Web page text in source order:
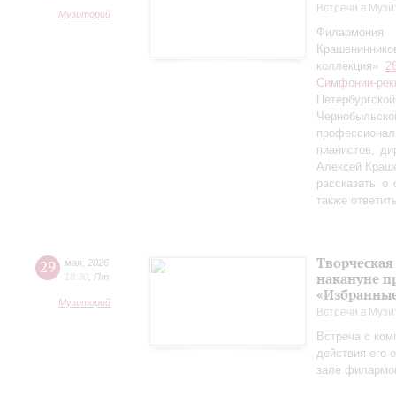
Музиторий Встречи в
коллекция»
Симфонии-
пианистов,
Алексей
рассказать
также
29 мая 2026
18:30 Пт
Музиторий
накануне
Встречи в
Встреча с
действия его
зале